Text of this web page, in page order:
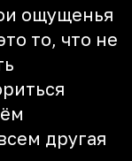
ощущенья
то, что не
другая